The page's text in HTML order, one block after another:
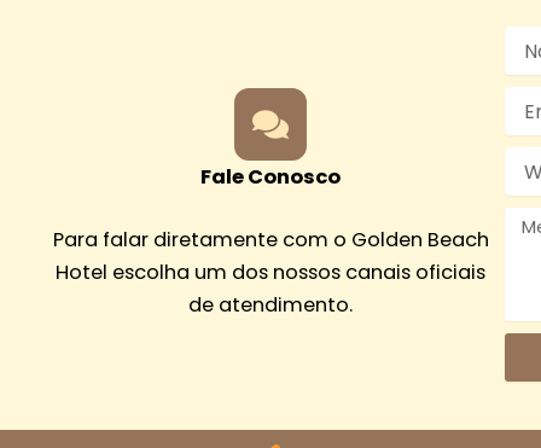
Fale Conosco
Para falar diretamente com o Golden Beach
Hotel escolha um dos nossos canais oficiais
de atendimento.